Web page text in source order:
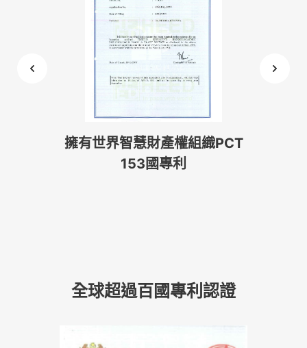
英國劍橋世界名人錄-卓越成就
全球超過百國專利認證